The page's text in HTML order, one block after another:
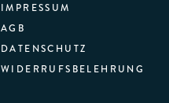
IMPRESSUM
AGB
DATENSCHUTZ
WIDERRUFSBELEHRUNG